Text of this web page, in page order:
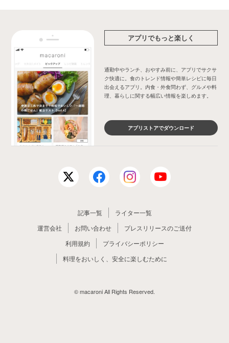
アプリでもっと楽しく
通勤中やランチ、おやすみ前に、アプリでサクサ
ク快適に。食のトレンド情報や簡単レシピに毎日
出会えるアプリ。内食・外食問わず、グルメや料
理、暮らしに関する幅広い情報を楽しめます。
アプリストアでダウンロード
記事一覧
ライター一覧
運営会社
お問い合わせ
プレスリリースのご送付
利用規約
プライバシーポリシー
料理をおいしく、安全に楽しむために
© macaroni All Rights Reserved.